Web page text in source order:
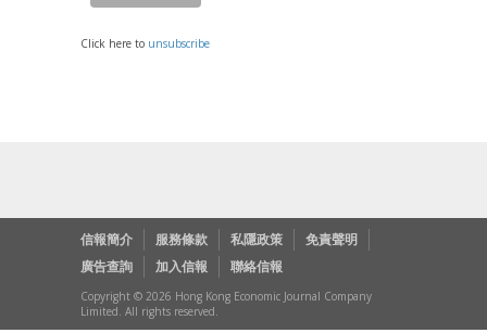
Click here to unsubscribe
信報簡介 服務條款 私隱政策
免責聲明
廣告查詢
加入信報 聯絡信報
Copyright © 2026 Hong Kong Economic Journal Company
Limited. All rights reserved.